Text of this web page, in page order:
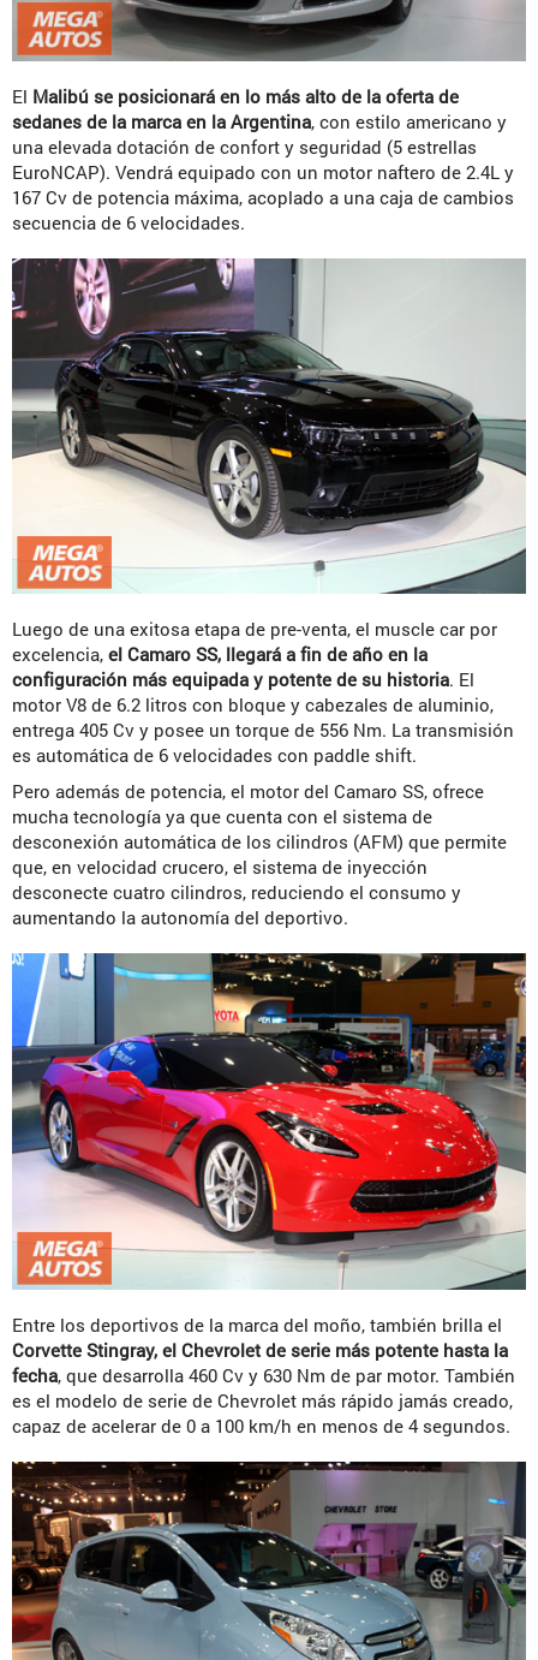
El Malibú se posicionará en lo más alto de la oferta de
sedanes de la marca en la Argentina, con estilo americano y
una elevada dotación de confort y seguridad (5 estrellas
EuroNCAP). Vendrá equipado con un motor naftero de 2.4L y
167 Cv de potencia máxima, acoplado a una caja de cambios
secuencia de 6 velocidades.
Luego de una exitosa etapa de pre-venta, el muscle car por
excelencia, el Camaro SS, llegará a fin de año en la
configuración más equipada y potente de su historia. El
motor V8 de 6.2 litros con bloque y cabezales de aluminio,
entrega 405 Cv y posee un torque de 556 Nm. La transmisión
es automática de 6 velocidades con paddle shift.
Pero además de potencia, el motor del Camaro SS, ofrece
mucha tecnología ya que cuenta con el sistema de
desconexión automática de los cilindros (AFM) que permite
que, en velocidad crucero, el sistema de inyección
desconecte cuatro cilindros, reduciendo el consumo y
aumentando la autonomía del deportivo.
Entre los deportivos de la marca del moño, también brilla el
Corvette Stingray, el Chevrolet de serie más potente hasta la
fecha, que desarrolla 460 Cv y 630 Nm de par motor. También
es el modelo de serie de Chevrolet más rápido jamás creado,
capaz de acelerar de 0 a 100 km/h en menos de 4 segundos.